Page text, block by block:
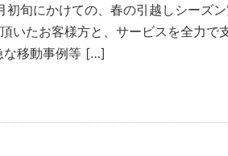
初旬にかけての、春の引越しシーズ
いたお客様方と、サービスを全力で
な移動事例等 […]